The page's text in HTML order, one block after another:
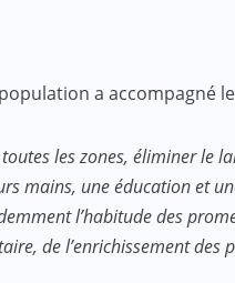
a accompagné
les zones, éliminer le
mains, une éducation et
l’habitude des
de l’enrichissement des